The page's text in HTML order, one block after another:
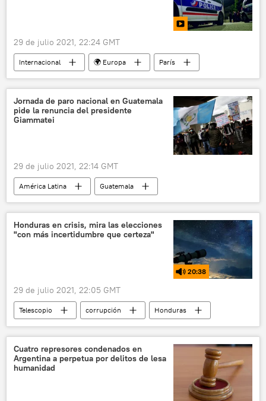
29 de julio 2021, 22:24 GMT
Internacional 🌍 Europa
París
atropello
Jornada de paro nacional en Guatemala
pide la renuncia del presidente
Giammatei
29 de julio 2021, 22:14 GMT
América Latina
Guatemala
Centroamérica
protestas
Alejandro Giammattei
Honduras en crisis, mira las elecciones
"con más incertidumbre que certeza"
20:38
29 de julio 2021, 22:05 GMT
Telescopio corrupción
Honduras
elecciones
Cuatro represores condenados en
Argentina a perpetua por delitos de lesa
humanidad